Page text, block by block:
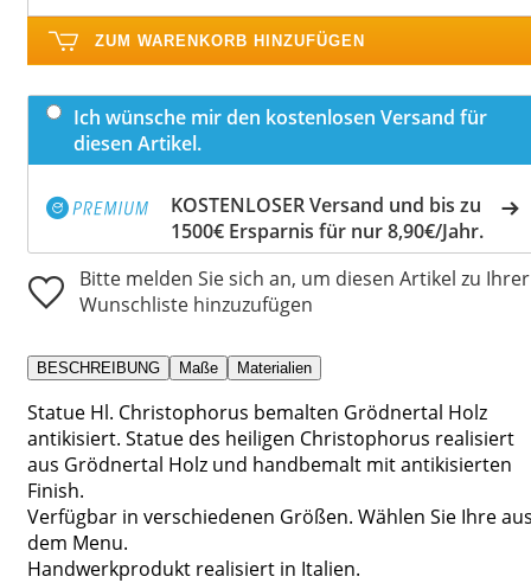
ZUM WARENKORB HINZUFÜGEN
Ich wünsche mir den kostenlosen Versand für
diesen Artikel.
KOSTENLOSER Versand und bis zu
1500€ Ersparnis für nur 8,90€/Jahr.
Bitte melden Sie sich an, um diesen Artikel zu Ihrer
Wunschliste hinzuzufügen
BESCHREIBUNG Maße Materialien
Statue Hl. Christophorus bemalten Grödnertal Holz
antikisiert. Statue des heiligen Christophorus realisiert
aus Grödnertal Holz und handbemalt mit antikisierten
Finish.
Verfügbar in verschiedenen Größen. Wählen Sie Ihre
dem Menu.
Handwerkprodukt realisiert in Italien.